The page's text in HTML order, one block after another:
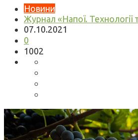
Новини
Журнал «Напої. Технології
07.10.2021
0
1002